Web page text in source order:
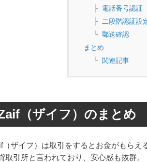
電話番号認証
二段階認証設
郵送確認
まとめ
関連記事
（ザイフ）のまとめ
（ザイフ）は取引をするとお金がもらえ
取引所と言われており、安心感も抜群。